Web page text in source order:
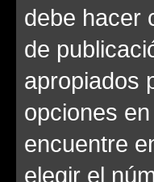
debe hacer
de
apropiados
opciones
encuentre
elegir el